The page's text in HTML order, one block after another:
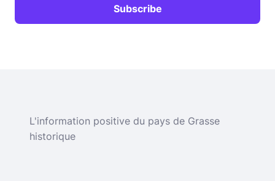
L'information positive du pays de Grasse
historique